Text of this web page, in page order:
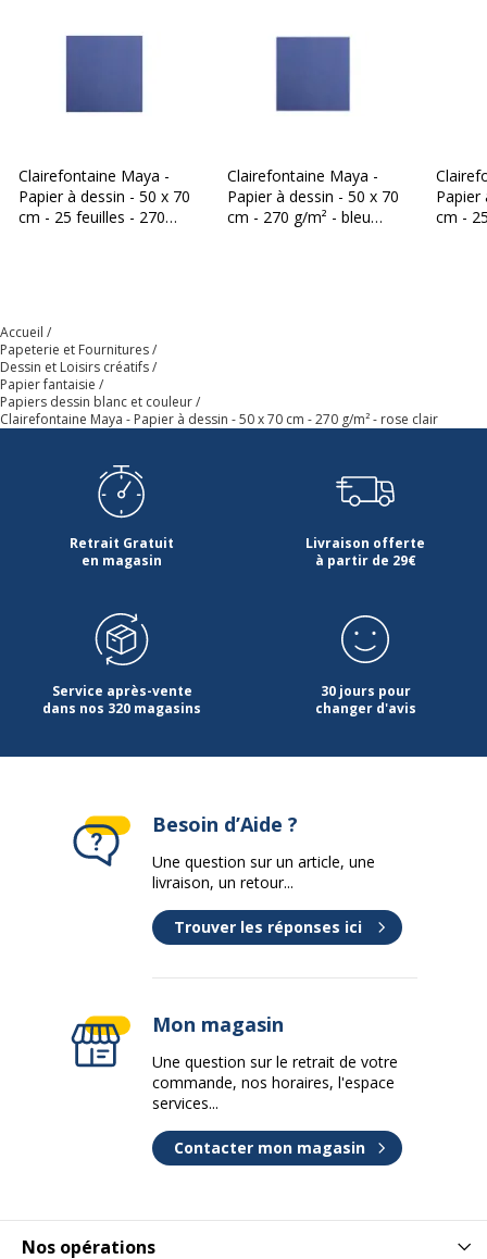
Clairefontaine Maya -
Papier à dessin - 50 x 70
cm - 25 feuilles - 270
Clairefontaine Maya -
Papier à dessin - 50 x 70
cm - 270 g/m² - bleu
Papier
cm -
Accueil
Papeterie et Fournitures
Dessin et Loisirs créatifs
Papier fantaisie
Papiers dessin blanc et couleur
Clairefontaine Maya - Papier à dessin - 50 x 70 cm - 270 g/m² - rose clair
Retrait Gratuit
en magasin
Livraison offerte
à partir de 29€
Service après-vente
dans nos 320 magasins
30 jours pour
changer d'avis
Nos opérations
Besoin d’Aide ?
Une question sur un article, une
livraison, un retour...
Trouver les réponses ici
Mon magasin
Une question sur le retrait de votre
commande, nos horaires, l'espace
services...
Contacter mon magasin